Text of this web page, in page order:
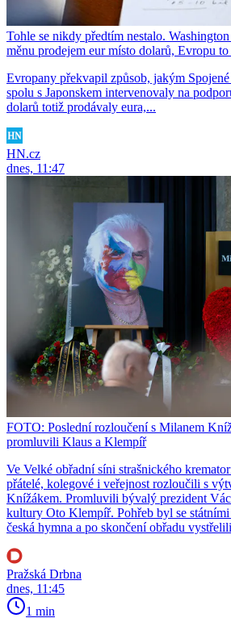
Tohle se nikdy předtím nestalo.
měnu prodejem eur místo dolarů, Evropu
Evropany překvapil způsob, jakým
spolu s Japonskem intervenovaly na
dolarů totiž prodávaly eura,...
HN.cz
dnes, 11:47
FOTO: Poslední rozloučení s Milanem
promluvili Klaus a Klempíř
Ve Velké obřadní síni strašnického
přátelé, kolegové i veřejnost rozloučili s
Knížákem. Promluvili bývalý prezident
kultury Oto Klempíř. Pohřeb byl se
česká hymna a po skončení obřadu
Pražská Drbna
dnes, 11:45
1 min